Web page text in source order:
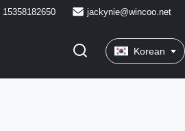
15358182650 jackynie@wincoo.net
Korean